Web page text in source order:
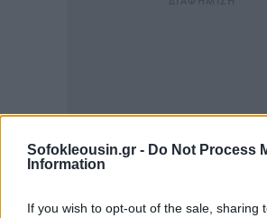
Sofokleousin.gr - Do Not Process
Information
If you wish to opt-out of the sale, sharing